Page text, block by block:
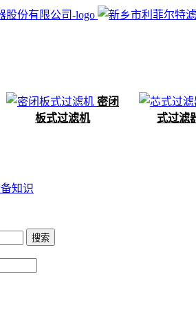
密闭
板式过滤机
式过滤
知识